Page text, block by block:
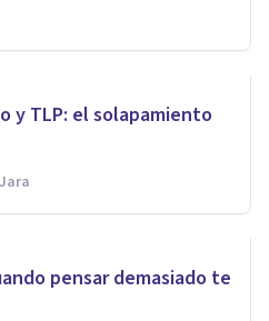
y TLP: el solapamiento
pensar demasiado te